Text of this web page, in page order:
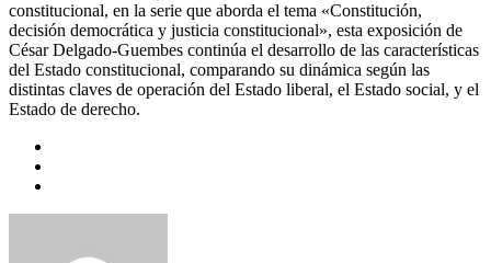
constitucional, en la serie que aborda el tema «Constitución,
decisión democrática y justicia constitucional», esta exposición de
César Delgado-Guembes continúa el desarrollo de las características
del Estado constitucional, comparando su dinámica según las
distintas claves de operación del Estado liberal, el Estado social, y el
Estado de derecho.